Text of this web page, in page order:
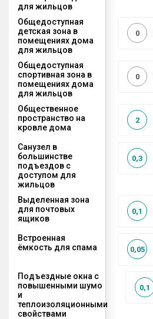
для жильцов
Общедоступная
детская зона в
помещениях дома
для жильцов
0
Общедоступная
спортивная зона в
помещениях дома
для жильцов
0
Общественное
пространство на
кровле дома
2
Санузел в
большинстве
подъездов с
доступом для
жильцов
0,3
Выделенная зона
для почтовых
ящиков
0,1
Встроенная
ёмкость для спама
0,05
Подъездные окна с
повышенными шумо
и
теплоизоляционными
свойствами
0,1